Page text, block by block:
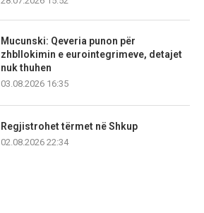
Mucunski: Qeveria punon për
zhbllokimin e eurointegrimeve, detajet
nuk thuhen
03.08.2026 16:35
Regjistrohet tërmet në Shkup
02.08.2026 22:34